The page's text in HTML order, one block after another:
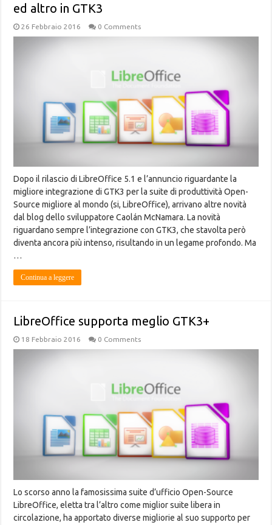
ed altro in GTK3
26 Febbraio 2016 0 Comments
Dopo il rilascio di LibreOffice 5.1 e l’annuncio riguardante la
migliore integrazione di GTK3 per la suite di produttività Open-
Source migliore al mondo (si, LibreOffice), arrivano altre novità
dal blog dello sviluppatore Caolán McNamara. La novità
riguardano sempre l’integrazione con GTK3, che stavolta però
diventa ancora più intenso, risultando in un legame profondo. Ma
…
Continua a leggere
LibreOffice supporta meglio GTK3+
18 Febbraio 2016 0 Comments
Lo scorso anno la famosissima suite d’ufficio Open-Source
LibreOffice, eletta tra l’altro come miglior suite libera in
circolazione, ha apportato diverse migliorie al suo supporto per